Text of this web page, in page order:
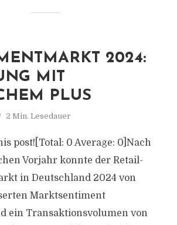
2024:
MIT
PLUS
2 Min. Lesedauer
post![Total: 0 Average: 0]Nach
Vorjahr konnte der Retail-
in Deutschland 2024 von
Marktsentiment
ein Transaktionsvolumen von